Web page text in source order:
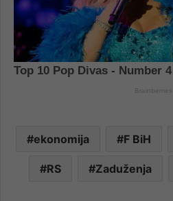
ekonomija F BiH
RS Zaduženja